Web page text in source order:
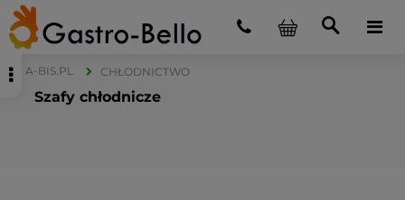
A-BIS.PL CHŁODNICTWO
Szafy chłodnicze